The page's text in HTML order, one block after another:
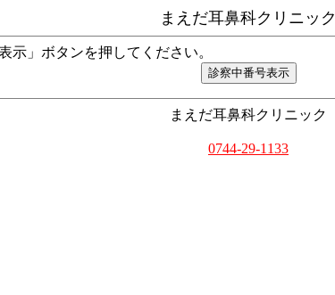
まえだ耳鼻科クリニック
示」ボタンを押してください。
まえだ耳鼻科クリニック
0744-29-1133